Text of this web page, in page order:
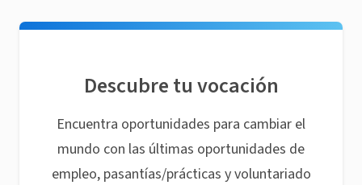
Descubre tu vocación
Encuentra oportunidades para cambiar el
mundo con las últimas oportunidades de
empleo, pasantías/prácticas y voluntariado